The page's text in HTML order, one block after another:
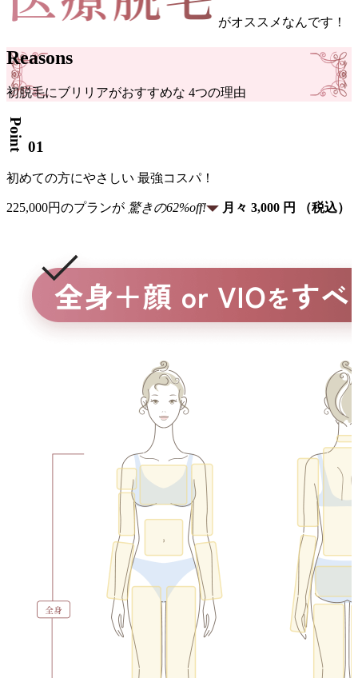
がオススメなんです！
Reasons
初脱毛にブリリアがおすすめな 4つの理由
Point 01
初めての方にやさしい 最強コスパ！
225,000円のプランが 驚きの62%off! 月々 3,000 円 （税込）